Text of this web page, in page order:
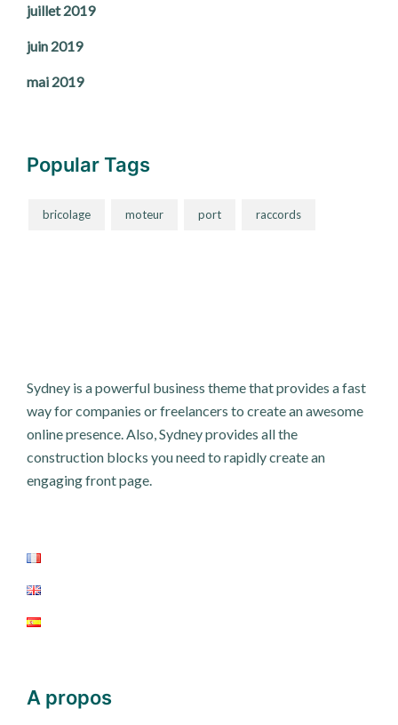
juillet 2019
juin 2019
mai 2019
Popular Tags
bricolage moteur port raccords
Sydney is a powerful business theme that provides a fast
way for companies or freelancers to create an awesome
online presence. Also, Sydney provides all the
construction blocks you need to rapidly create an
engaging front page.
A propos